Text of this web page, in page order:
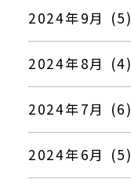
2024年9月 (5)
2024年8月 (4)
2024年7月 (6)
2024年6月 (5)